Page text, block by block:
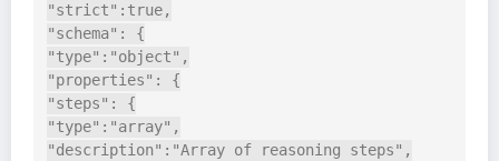
"strict":true,
"schema": {
"type":"object",
"properties": {
"steps": {
"type":"array",
"description":"Array of reasoning steps",